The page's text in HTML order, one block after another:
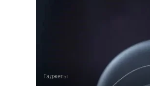
Гаджеты